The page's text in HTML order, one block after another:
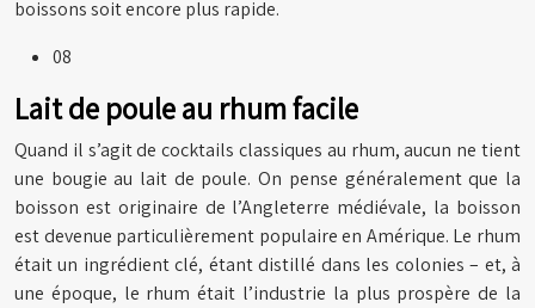
boissons soit encore plus rapide.
08
Lait de poule au rhum facile
Quand il s’agit de cocktails classiques au rhum, aucun ne tient
une bougie au lait de poule. On pense généralement que la
boisson est originaire de l’Angleterre médiévale, la boisson
est devenue particulièrement populaire en Amérique. Le rhum
était un ingrédient clé, étant distillé dans les colonies – et, à
une époque, le rhum était l’industrie la plus prospère de la